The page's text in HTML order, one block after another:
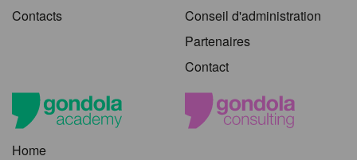
Contacts
Conseil d'administration
Partenaires
Contact
Home